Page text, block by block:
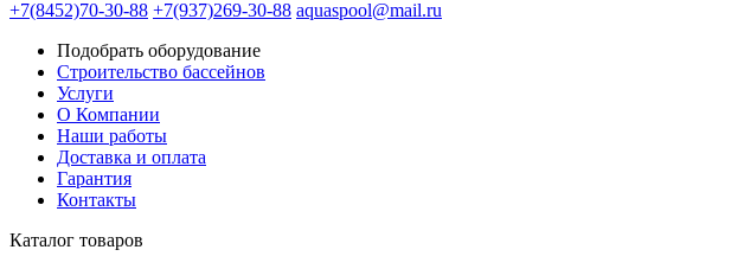
+7(8452)70-30-88 +7(937)269-30-88 aquaspool@mail.ru
Подобрать оборудование
Строительство бассейнов
Услуги
О Компании
Наши работы
Доставка и оплата
Гарантия
Контакты
Каталог товаров